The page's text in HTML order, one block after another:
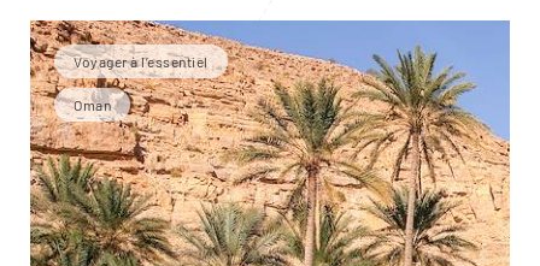
Voyager à l’essentiel
Oman